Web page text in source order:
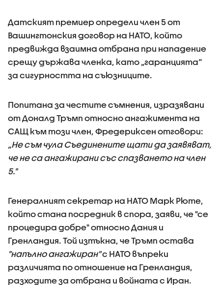
Датският премиер определи член 5 от
Вашингтонския договор на НАТО, който
предвижда взаимна отбрана при нападение
срещу държава членка, като „гаранцията“
за сигурността на съюзниците.
Попитана за честите съмнения, изразявани
от Доналд Тръмп относно ангажимента на
САЩ към този член, Фредериксен отговори:
„Не съм чула Съединените щати да заявяват,
че не са ангажирани със спазването на член
5."
Генералният секретар на НАТО Марк Рюте,
който стана посредник в спора, заяви, че "се
процедира добре" относно Дания и
Гренландия. Той изтъкна, че Тръмп остава
"напълно ангажиран"с НАТО въпреки
различията по отношение на Гренландия,
разходите за отбрана и войната с Иран.